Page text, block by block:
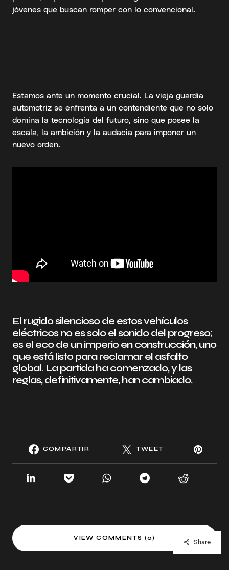
jóvenes que buscan romper con lo convencional.
Estamos ante un momento crucial. La vieja guardia
automotriz se enfrenta a un contendiente que no solo
domina la tecnología del futuro, sino que posee la
escala, la ambición y la audacia para imponer un
nuevo orden.
El rugido silencioso de estos vehículos
eléctricos no es solo el sonido del progreso;
es el eco de un imperio en construcción, uno
que está listo para reclamar el asfalto
global. La partida ha comenzado, y las
reglas, definitivamente, han cambiado.
COMPARTIR TWEET
VIEW COMMENTS (0)
Share